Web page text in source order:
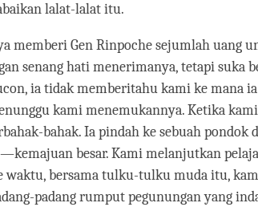
lalat-lalat itu.
memberi Gen Rinpoche sejumlah uang
senang hati menerimanya, tetapi suka
ia tidak memberitahu kami ke mana
kami menemukannya. Ketika
bahak. Ia pindah ke sebuah pondok
besar. Kami melanjutkan
waktu, bersama tulku-tulku muda itu,
padang rumput pegunungan yang